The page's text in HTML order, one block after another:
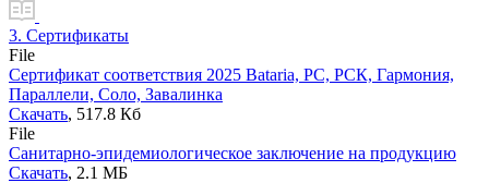
3. Сертификаты
File
Сертификат соответствия 2025 Bataria, РС, РСК, Гармония,
Параллели, Соло, Завалинка
Скачать, 517.8 Кб
File
Санитарно-эпидемиологическое заключение на продукцию
Скачать, 2.1 MБ